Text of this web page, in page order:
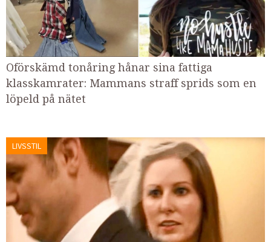
Oförskämd tonåring hånar sina fattiga
klasskamrater: Mammans straff sprids som en
löpeld på nätet
LIVSSTIL